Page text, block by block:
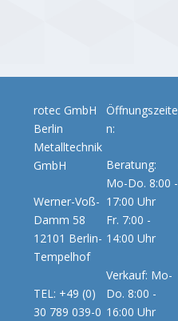
rotec GmbH
Berlin
Metalltechnik
GmbH
Werner-Voß-
Damm 58
12101 Berlin-
Tempelhof
TEL: +49 (0)
30 789 039-0
Öffnungszeite
n:
Beratung:
Mo-Do. 8:00 -
17:00 Uhr
Fr. 7:00 -
14:00 Uhr
Verkauf: Mo-
Do. 8:00 -
16:00 Uhr